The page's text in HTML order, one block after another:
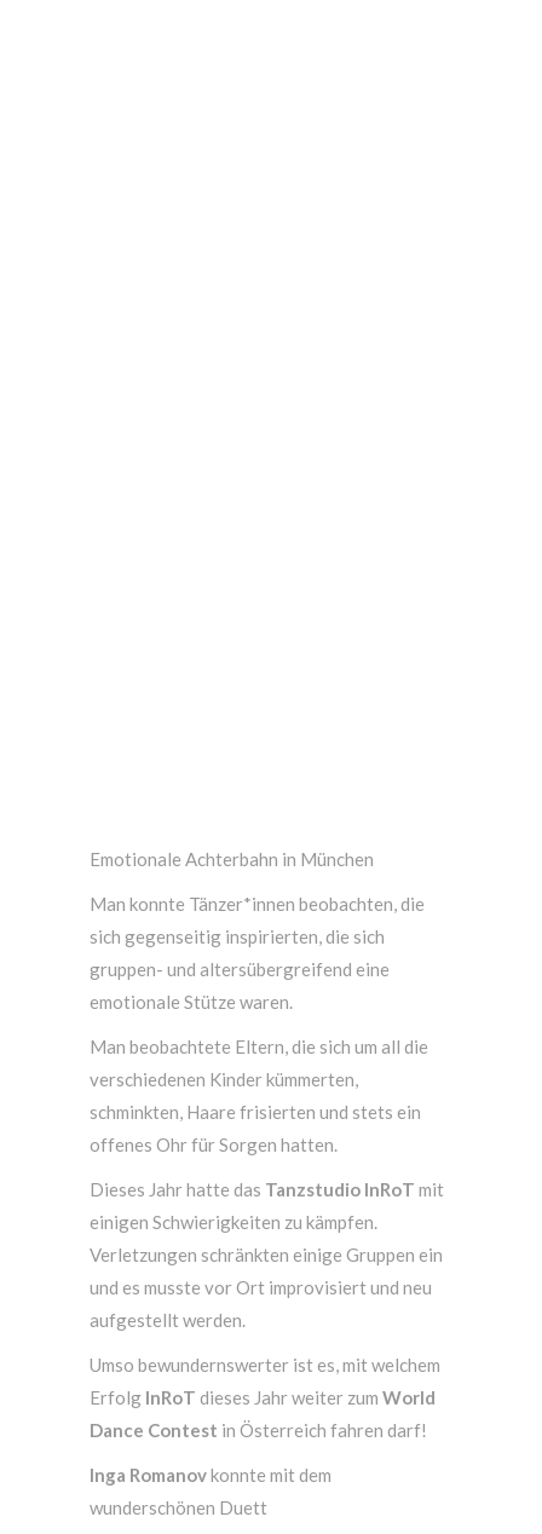
Emotionale Achterbahn in München
Man konnte Tänzer*innen beobachten, die
sich gegenseitig inspirierten, die sich
gruppen- und altersübergreifend eine
emotionale Stütze waren.
Man beobachtete Eltern, die sich um all die
verschiedenen Kinder kümmerten,
schminkten, Haare frisierten und stets ein
offenes Ohr für Sorgen hatten.
Dieses Jahr hatte das Tanzstudio InRoT mit
einigen Schwierigkeiten zu kämpfen.
Verletzungen schränkten einige Gruppen ein
und es musste vor Ort improvisiert und neu
aufgestellt werden.
Umso bewundernswerter ist es, mit welchem
Erfolg InRoT dieses Jahr weiter zum World
Dance Contest in Österreich fahren darf!
Inga Romanovkonnte mit dem
wunderschönen Duett